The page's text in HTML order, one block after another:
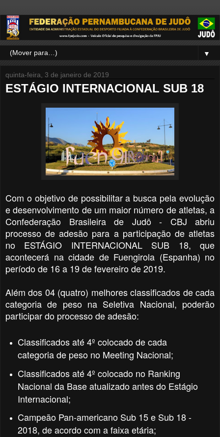
▼
quinta-feira, 3 de janeiro de 2019
ESTÁGIO INTERNACIONAL SUB 18
Com o objetivo de possibilitar a busca pela evolução
e desenvolvimento de um maior número de atletas, a
Confederação Brasileira de Judô - CBJ abriu
processo de adesão para a participação de atletas
no ESTÁGIO INTERNACIONAL SUB 18, que
acontecerá na cidade de Fuengirola (Espanha) no
período de 16 a 19 de fevereiro de 2019.
Além dos 04 (quatro) melhores classificados de cada
categoria de peso na Seletiva Nacional, poderão
participar do processo de adesão:
Classificados até 4º colocado de cada
categoria de peso no Meeting Nacional;
Classificados até 4º colocado no Ranking
Nacional da Base atualizado antes do Estágio
Internacional;
Campeão Pan-americano Sub 15 e Sub 18 -
2018, de acordo com a faixa etária;